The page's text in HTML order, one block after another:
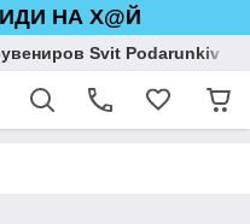
ИДИ НА Х@Й
Svit Podarunkiv